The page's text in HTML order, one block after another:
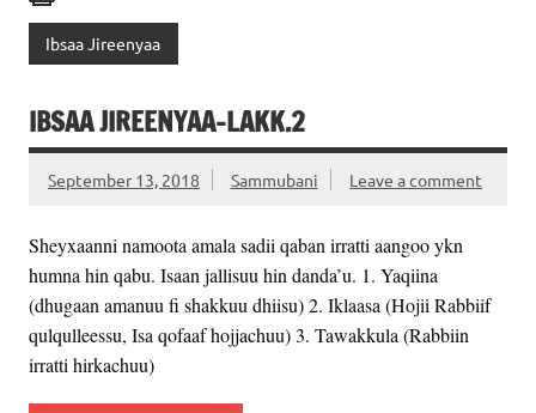
Ibsaa Jireenyaa
IBSAA JIREENYAA-LAKK.2
September 13, 2018 Sammubani Leave a comment
Sheyxaanni namoota amala sadii qaban irratti aangoo ykn
humna hin qabu. Isaan jallisuu hin danda’u. 1. Yaqiina
(dhugaan amanuu fi shakkuu dhiisu) 2. Iklaasa (Hojii Rabbiif
qulqulleessu, Isa qofaaf hojjachuu) 3. Tawakkula (Rabbiin
irratti hirkachuu)